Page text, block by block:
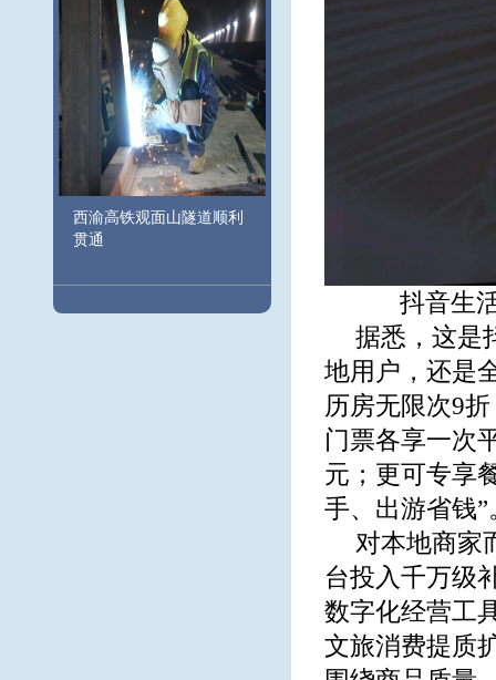
西渝高铁观面山隧道顺利
贯通
抖音生
据悉，这是
地用户，还是
历房无限次9
门票各享一次
元；更可专享
手、出游省钱”
对本地商家
台投入千万级
数字化经营工
文旅消费提质